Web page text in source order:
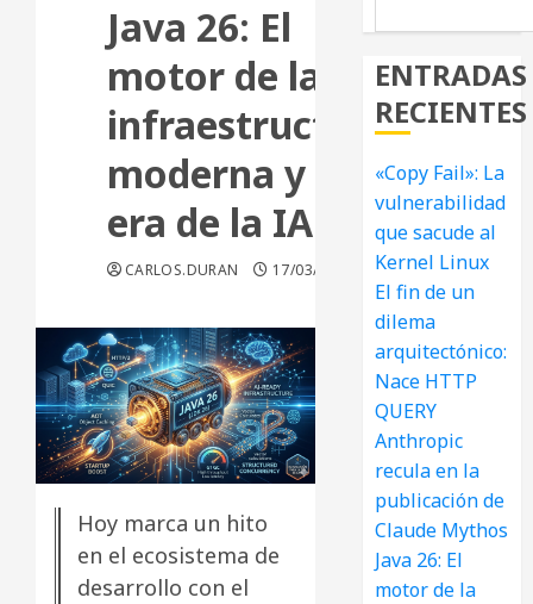
Java 26: El
motor de la
infraestructura
moderna y la
era de la IA
CARLOS.DURAN 17/03/2026
Hoy marca un hito
en el ecosistema de
desarrollo con el
ENTRADAS
RECIENTES
«Copy Fail»: La
vulnerabilidad
que sacude al
Kernel Linux
El fin de un
dilema
arquitectónico:
Nace HTTP
QUERY
Anthropic
recula en la
publicación de
Claude Mythos
Java 26: El
motor de la